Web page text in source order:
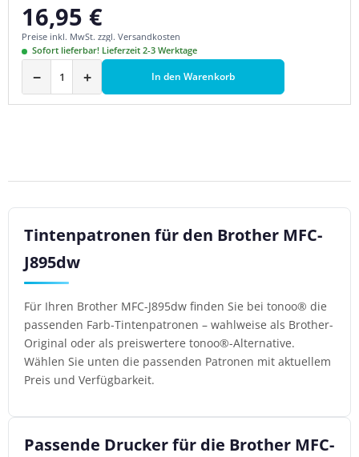
Regulärer Preis:
16,95 €
Preise inkl. MwSt. zzgl. Versandkosten
Sofort lieferbar! Lieferzeit 2-3 Werktage
− + In den Warenkorb
Tintenpatronen für den Brother MFC-
J895dw
Für Ihren Brother MFC-J895dw finden Sie bei tonoo® die
passenden Farb-Tintenpatronen – wahlweise als Brother-
Original oder als preiswertere tonoo®-Alternative.
Wählen Sie unten die passenden Patronen mit aktuellem
Preis und Verfügbarkeit.
Passende Drucker für die Brother MFC-